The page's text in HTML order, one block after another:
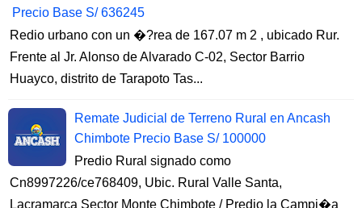
Precio Base S/ 636245
Redio urbano con un �?rea de 167.07 m 2 , ubicado Rur.
Frente al Jr. Alonso de Alvarado C-02, Sector Barrio
Huayco, distrito de Tarapoto Tas...
Remate Judicial de Terreno Rural en Ancash
Chimbote Precio Base S/ 100000
Predio Rural signado como
Cn8997226/ce768409, Ubic. Rural Valle Santa,
Lacramarca Sector Monte Chimbote / Predio la Campi�a